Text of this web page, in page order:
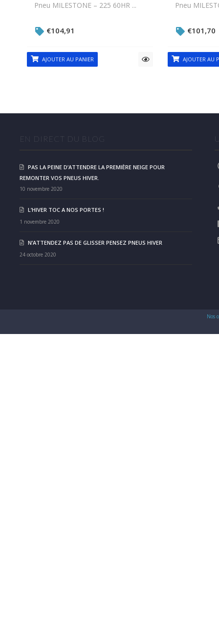
Pneu MILESTONE – 225 60HR ...
€104,91
AJOUTER AU PANIER
Pneu
€101,70
AJOUTER AU
EN DIRECT DU BLOG
PAS LA PEINE D’ATTENDRE LA PREMIÈRE NEIGE POUR
REMONTER VOS PNEUS HIVER.
10 novembre 2020
L’HIVER TOC A NOS PORTES !
1 novembre 2020
N’ATTENDEZ PAS DE GLISSER PENSEZ PNEUS HIVER
24 octobre 2020
Nos